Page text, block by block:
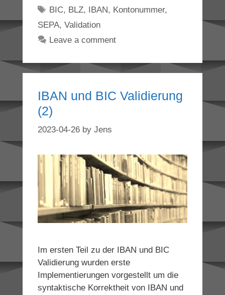
Tags
BIC, BLZ, IBAN, Kontonummer,
SEPA, Validation
Leave a comment
IBAN und BIC Validierung
(2)
2023-04-26 by Jens
Im ersten Teil zu der IBAN und BIC
Validierung wurden erste
Implementierungen vorgestellt um die
syntaktische Korrektheit von IBAN und